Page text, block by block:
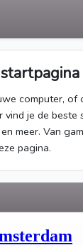
computer, of
vind je de beste
meer. Van
pagina.